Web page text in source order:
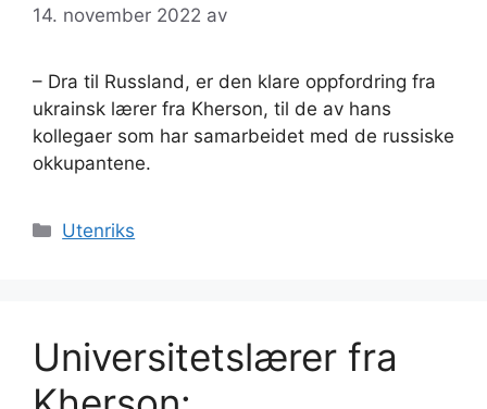
14. november 2022 av
– Dra til Russland, er den klare oppfordring fra
ukrainsk lærer fra Kherson, til de av hans
kollegaer som har samarbeidet med de russiske
okkupantene.
Kategorier
Utenriks
Universitetslærer fra